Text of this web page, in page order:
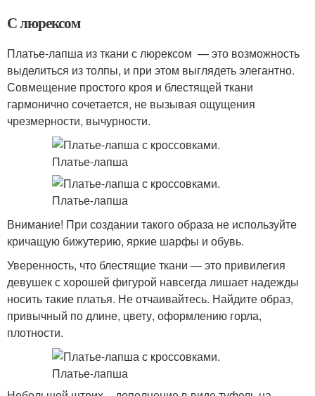
С люрексом
Платье-лапша из ткани с люрексом — это возможность
выделиться из толпы, и при этом выглядеть элегантно.
Совмещение простого кроя и блестящей ткани
гармонично сочетается, не вызывая ощущения
чрезмерности, вычурности.
Внимание! При создании такого образа не используйте
кричащую бижутерию, яркие шарфы и обувь.
Уверенность, что блестящие ткани — это привилегия
девушек с хорошей фигурой навсегда лишает надежды
носить такие платья. Не отчаивайтесь. Найдите образ,
привычный по длине, цвету, оформлению горла,
плотности.